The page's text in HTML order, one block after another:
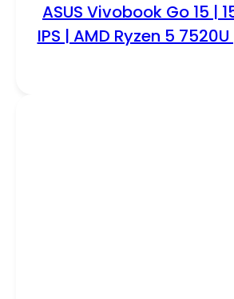
ASUS Vivobook Go 15 |
IPS | AMD Ryzen 5 7520U